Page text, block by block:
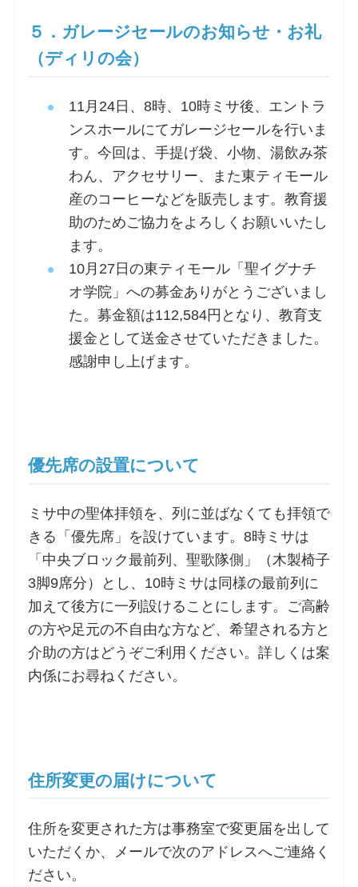
５．ガレージセールのお知らせ・お礼
（ディリの会）
11月24日、8時、10時ミサ後、エントラ
ンスホールにてガレージセールを行いま
す。今回は、手提げ袋、小物、湯飲み茶
わん、アクセサリー、また東ティモール
産のコーヒーなどを販売します。教育援
助のためご協力をよろしくお願いいたし
ます。
10月27日の東ティモール「聖イグナチ
オ学院」への募金ありがとうございまし
た。募金額は112,584円となり、教育支
援金として送金させていただきました。
感謝申し上げます。
優先席の設置について
ミサ中の聖体拝領を、列に並ばなくても拝領で
きる「優先席」を設けています。8時ミサは
「中央ブロック最前列、聖歌隊側」（木製椅子
3脚9席分）とし、10時ミサは同様の最前列に
加えて後方に一列設けることにします。ご高齢
の方や足元の不自由な方など、希望される方と
介助の方はどうぞご利用ください。詳しくは案
内係にお尋ねください。
住所変更の届けについて
住所を変更された方は事務室で変更届を出して
いただくか、メールで次のアドレスへご連絡く
ださい。